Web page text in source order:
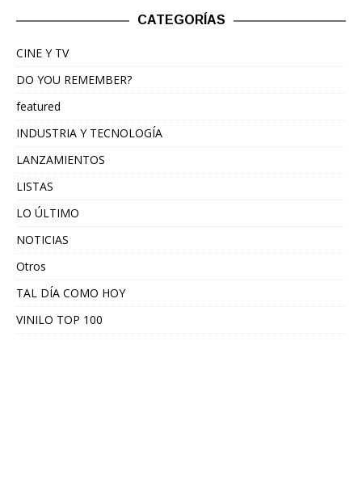
CATEGORÍAS
CINE Y TV
DO YOU REMEMBER?
featured
INDUSTRIA Y TECNOLOGÍA
LANZAMIENTOS
LISTAS
LO ÚLTIMO
NOTICIAS
Otros
TAL DÍA COMO HOY
VINILO TOP 100